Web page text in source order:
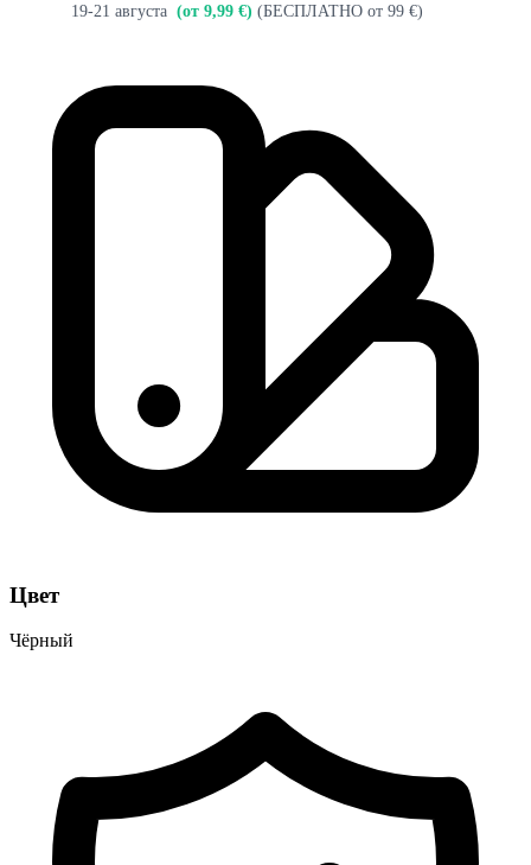
19-21 августа (от 9,99 €) (БЕСПЛАТНО от 99 €)
Цвет
Чёрный